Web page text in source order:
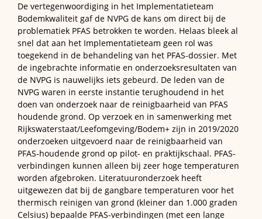
De vertegenwoordiging in het Implementatieteam
Bodemkwaliteit gaf de NVPG de kans om direct bij de
problematiek PFAS betrokken te worden. Helaas bleek al
snel dat aan het Implementatieteam geen rol was
toegekend in de behandeling van het PFAS-dossier. Met
de ingebrachte informatie en onderzoeksresultaten van
de NVPG is nauwelijks iets gebeurd. De leden van de
NVPG waren in eerste instantie terughoudend in het
doen van onderzoek naar de reinigbaarheid van PFAS
houdende grond. Op verzoek en in samenwerking met
Rijkswaterstaat/Leefomgeving/Bodem+ zijn in 2019/2020
onderzoeken uitgevoerd naar de reinigbaarheid van
PFAS-houdende grond op pilot- en praktijkschaal. PFAS-
verbindingen kunnen alleen bij zeer hoge temperaturen
worden afgebroken. Literatuuronderzoek heeft
uitgewezen dat bij de gangbare temperaturen voor het
thermisch reinigen van grond (kleiner dan 1.000 graden
Celsius) bepaalde PFAS-verbindingen (met een lange